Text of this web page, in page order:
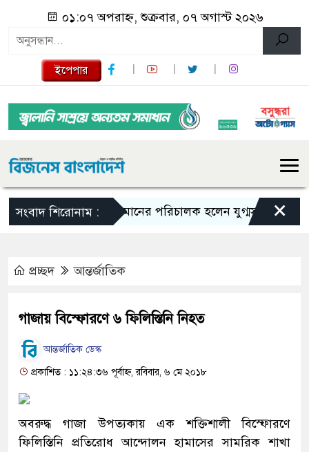
০১:০৭ অপরাহ্ন, শুক্রবার, ০৭ অগাস্ট ২০২৬
ইপেপার
সংবাদ শিরোনাম :বিমানের পরিচালক হলেন যুগ্মসচিব মাহবুবুল
×
প্রচ্ছদ আন্তর্জাতিক
গাজায় বিস্ফোরণে ৬ ফিলিস্তিনি নিহত
আন্তর্জাতিক ডেস্ক
প্রকাশিত : ১১:২৪:৩৬ পূর্বাহ্ন, রবিবার, ৬ মে ২০১৮
অবরুদ্ধ গাজা উপত্যকায় এক শক্তিশালী বিস্ফোরণে
ফিলিস্তিনি প্রতিরোধ আন্দোলন হামাসের সামরিক শাখা